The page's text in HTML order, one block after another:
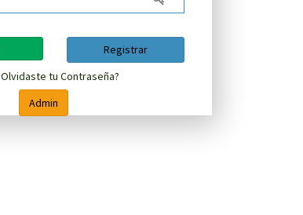
Registrar
Olvidaste tu Contraseña?
Admin